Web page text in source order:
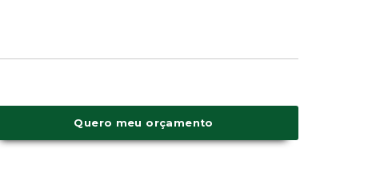
Quero meu orçamento